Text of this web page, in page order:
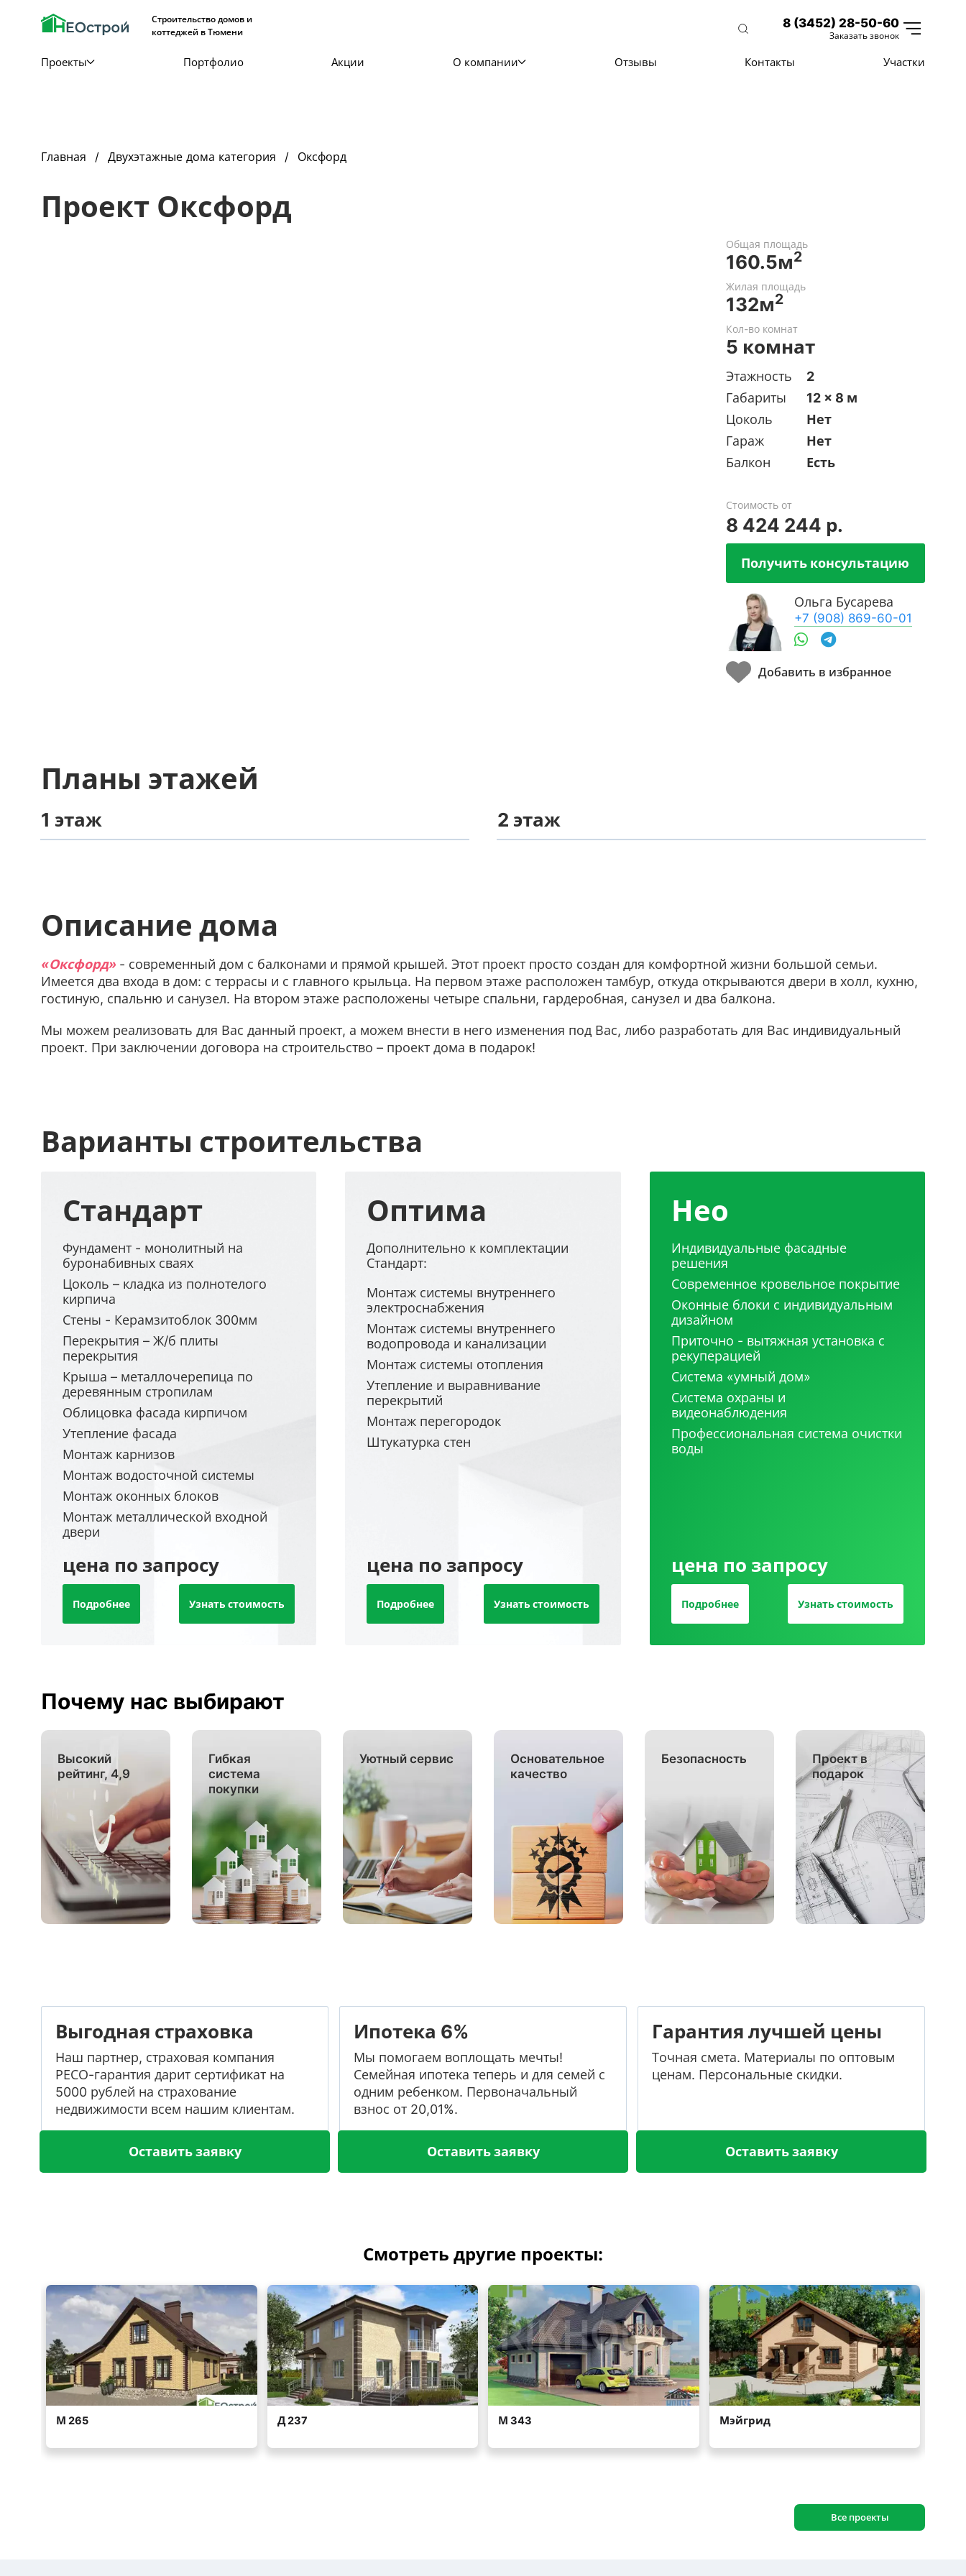
Строительство домов и
коттеджей в Тюмени
8 (3452) 28-50-60
Заказать звонок
Проекты Портфолио Акции О компании Отзывы Контакты Участки
Главная Двухэтажные дома категория Оксфорд
Проект Оксфорд
Общая площадь
160.5м2
Жилая площадь
132м2
Кол-во комнат
5 комнат
Этажность
2
Габариты
12 x 8 м
Цоколь
Нет
Гараж
Нет
Балкон
Есть
Стоимость от
8 424 244 р.
Получить консультацию
Ольга Бусарева
+7 (908) 869-60-01
Планы этажей
1 этаж 2 этаж
Описание дома
«Оксфорд» - современный дом с балконами и прямой крышей. Этот проект просто создан для комфортной жизни большой семьи.
Имеется два входа в дом: с террасы и с главного крыльца. На первом этаже расположен тамбур, откуда открываются двери в холл, кухню,
гостиную, спальню и санузел. На втором этаже расположены четыре спальни, гардеробная, санузел и два балкона.
Мы можем реализовать для Вас данный проект, а можем внести в него изменения под Вас, либо разработать для Вас индивидуальный
проект. При заключении договора на строительство – проект дома в подарок!
Варианты строительства
Стандарт
Фундамент - монолитный на
буронабивных сваях
Цоколь – кладка из полнотелого
кирпича
Стены - Керамзитоблок 300мм
Перекрытия – Ж/б плиты
перекрытия
Крыша – металлочерепица по
деревянным стропилам
Облицовка фасада кирпичом
Утепление фасада
Монтаж карнизов
Монтаж водосточной системы
Монтаж оконных блоков
Монтаж металлической входной
двери
цена по запросу
Подробнее Узнать стоимость
Оптима
Дополнительно к комплектации
Стандарт:
Монтаж системы внутреннего
электроснабжения
Монтаж системы внутреннего
водопровода и канализации
Монтаж системы отопления
Утепление и выравнивание
перекрытий
Монтаж перегородок
Штукатурка стен
цена по запросу
Подробнее Узнать стоимость
Нео
Индивидуальные фасадные
решения
Современное кровельное покрытие
Оконные блоки с индивидуальным
дизайном
Приточно - вытяжная установка с
рекуперацией
Система «умный дом»
Система охраны и
видеонаблюдения
Профессиональная система очистки
воды
цена по запросу
Подробнее Узнать стоимость
Почему нас выбирают
Высокий
рейтинг, 4,9
Гибкая
система
покупки
Уютный сервис
Основательное
качество
Безопасность
Проект в
подарок
Выгодная страховка
Наш партнер, страховая компания
РЕСО-гарантия дарит сертификат на
5000 рублей на страхование
недвижимости всем нашим клиентам.
Оставить заявку
Ипотека 6%
Мы помогаем воплощать мечты!
Семейная ипотека теперь и для семей с
одним ребенком. Первоначальный
взнос от 20,01%.
Оставить заявку
Гарантия лучшей цены
Точная смета. Материалы по оптовым
ценам. Персональные скидки.
Оставить заявку
Смотреть другие проекты:
Все проекты